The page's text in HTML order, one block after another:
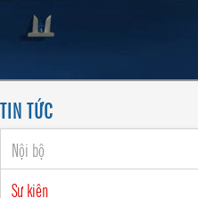
TIN TỨC
Nội bộ
Sự kiện